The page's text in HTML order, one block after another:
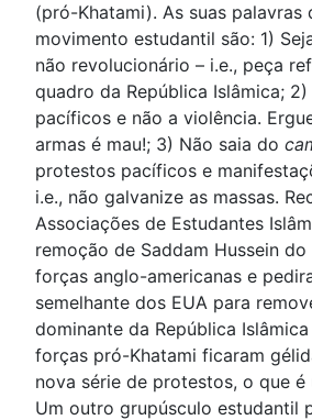
(pró-Khatami). As suas palavras
movimento estudantil são: 1)
não revolucionário – i.e., peça
quadro da República Islâmica;
pacíficos e não a violência.
armas é mau!; 3) Não saia do
protestos pacíficos e
i.e., não galvanize as massas.
Associações de Estudantes
remoção de Saddam Hussein do
forças anglo-americanas e
semelhante dos EUA para
dominante da República
forças pró-Khatami ficaram
nova série de protestos, o que é
Um outro grupúsculo estudantil